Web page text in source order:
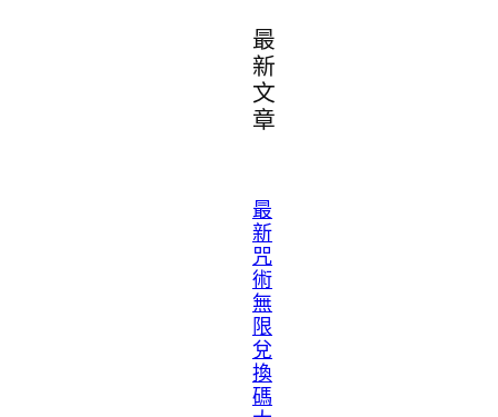
最
新
文
章
最
新
咒
術
無
限
兌
換
碼